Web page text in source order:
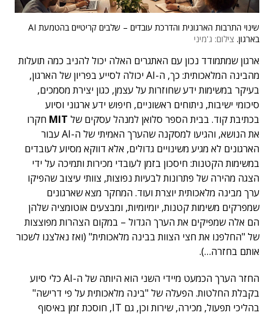
שינוי התרבות הארגונית והדרכת עובדים – שלבים קריטיים בהטמעת AI
בארגון. צילום: ג'מיני
ארגון שמתמודד נכון עם האתגרים האלה יכול להניב כמה תועלות
מהבינה המלאכותית: כך, ה-AI יכולה לסייע בפריון של הארגון,
בעיקר במשימות ידע שחוזרות על עצמן, כגון יצירת מסמכים,
סיכומי ישיבות, ניתוחים ראשוניים, חיפוש ידע ארגוני וסיוע
בכתיבת קוד. בבית הספר סלואן למנהל עסקים של MIT חקרו
את הנושא, והגיעו למסקנה שהערך האמיתי של ה-AI עבור
הארגונים לא מגיע משינויים גדולים, אלא דווקא מסיוע לעובדים
במשימות הקטנות: חיסכון בזמן לעובדי מכירות ותמיכה על ידי
הצגה מהירה של פתרונות לבעיות נפוצות, צוותי עיצוב שהפיקו
ערך מבינה מלאכותית יוצרת ועוד. המחקר מצא שארגונים
שמפרקים משימות קטנות, יומיומיות, ומבצעים אוטומציה שלהן
הם אלה שמפיקים את הערך הגדול – במקום הצהרות מפוצצות
של "החלפנו את חצי הצוות בבינה מלאכותית" (ואז נאלצנו לשכור
אותם בחזרה…).
החזר הערך הכמעט מיידי השני הוא היותה של ה-AI כלי סיוע
בקבלת החלטות. הפעלה של "בינה מלאכותית על פי דרישה"
בהליכי תפעול, מכירה, שירות וכן, גם IT, חוסכת זמן באיסוף